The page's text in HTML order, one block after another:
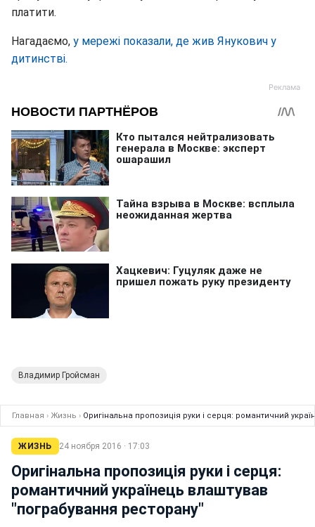
платити.
Нагадаємо, у мережі показали, де жив Янукович у
дитинстві.
Владимир Гройсман
Главная › Жизнь › Оригінальна пропозиція руки і серця: романтичний
ЖИЗНЬ 24 ноября 2016 · 17:03
Оригінальна пропозиція руки і серця:
романтичний українець влаштував
"пограбування ресторану"